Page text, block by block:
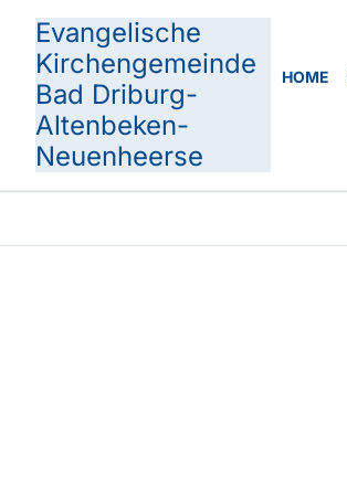
Evangelische
Kirchengemeinde
Bad Driburg-
Altenbeken-
Neuenheerse
HOME